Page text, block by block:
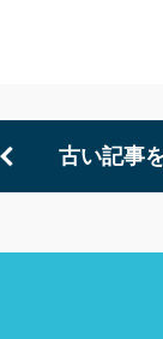
古い記事